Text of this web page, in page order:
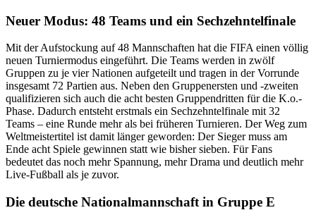
Neuer Modus: 48 Teams und ein Sechzehntelfinale
Mit der Aufstockung auf 48 Mannschaften hat die FIFA einen völlig
neuen Turniermodus eingeführt. Die Teams werden in zwölf
Gruppen zu je vier Nationen aufgeteilt und tragen in der Vorrunde
insgesamt 72 Partien aus. Neben den Gruppenersten und -zweiten
qualifizieren sich auch die acht besten Gruppendritten für die K.o.-
Phase. Dadurch entsteht erstmals ein Sechzehntelfinale mit 32
Teams – eine Runde mehr als bei früheren Turnieren. Der Weg zum
Weltmeistertitel ist damit länger geworden: Der Sieger muss am
Ende acht Spiele gewinnen statt wie bisher sieben. Für Fans
bedeutet das noch mehr Spannung, mehr Drama und deutlich mehr
Live-Fußball als je zuvor.
Die deutsche Nationalmannschaft in Gruppe E